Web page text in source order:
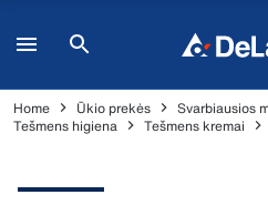
Home Ūkio prekės
Svarbiausios
Tešmens higiena
Tešmens kremai